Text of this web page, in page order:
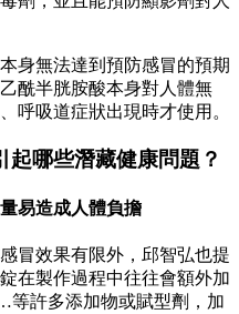
身無法達到預防感冒的預期
酰半胱胺酸本身對人體無
呼吸道症狀出現時才使用。
起哪些潛藏健康問題？
易造成人體負擔
冒效果有限外，邱智弘也提
在製作過程中往往會額外加
等許多添加物或賦型劑，加